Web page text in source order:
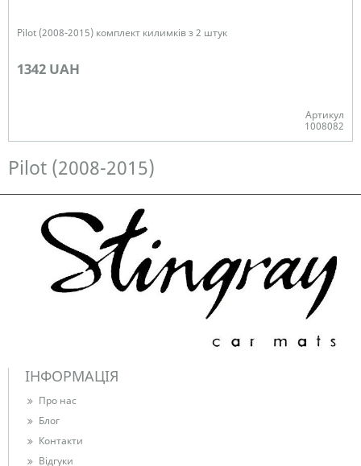
Pilot (2008-2015) комплект килимків з 2 штук
1342 UAH
Артикул
1008082
Pilot (2008-2015)
ІНФОРМАЦІЯ
Про нас
Блог
Контакти
Відгуки